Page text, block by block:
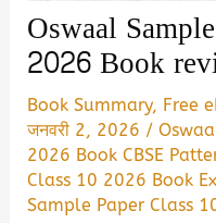
Oswaal
2026 Book
Book Summary, Free
जनवरी 2, 2026 /
2026 Book CBSE
Class 10 2026 Book
Sample Paper Class